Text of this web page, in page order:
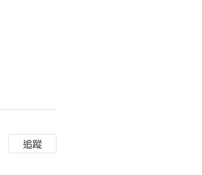
追蹤